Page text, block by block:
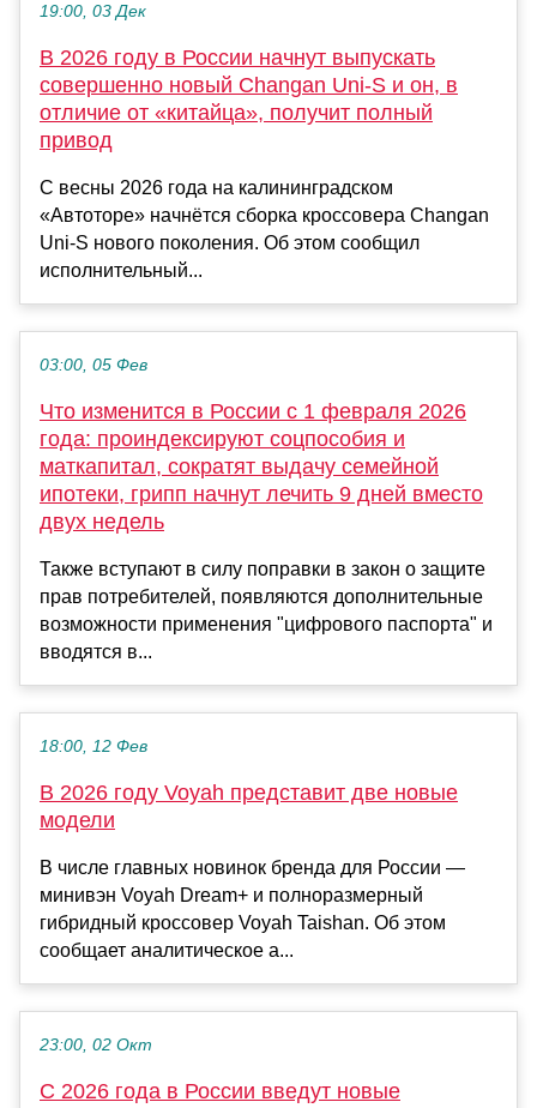
19:00, 03 Дек
В 2026 году в России начнут выпускать
совершенно новый Changan Uni-S и он, в
отличие от «китайца», получит полный
привод
С весны 2026 года на калининградском
«Автоторе» начнётся сборка кроссовера Changan
Uni-S нового поколения. Об этом сообщил
исполнительный...
03:00, 05 Фев
Что изменится в России с 1 февраля 2026
года: проиндексируют соцпособия и
маткапитал, сократят выдачу семейной
ипотеки, грипп начнут лечить 9 дней вместо
двух недель
Также вступают в силу поправки в закон о защите
прав потребителей, появляются дополнительные
возможности применения "цифрового паспорта" и
вводятся в...
18:00, 12 Фев
В 2026 году Voyah представит две новые
модели
В числе главных новинок бренда для России —
минивэн Voyah Dream+ и полноразмерный
гибридный кроссовер Voyah Taishan. Об этом
сообщает аналитическое а...
23:00, 02 Окт
С 2026 года в России введут новые